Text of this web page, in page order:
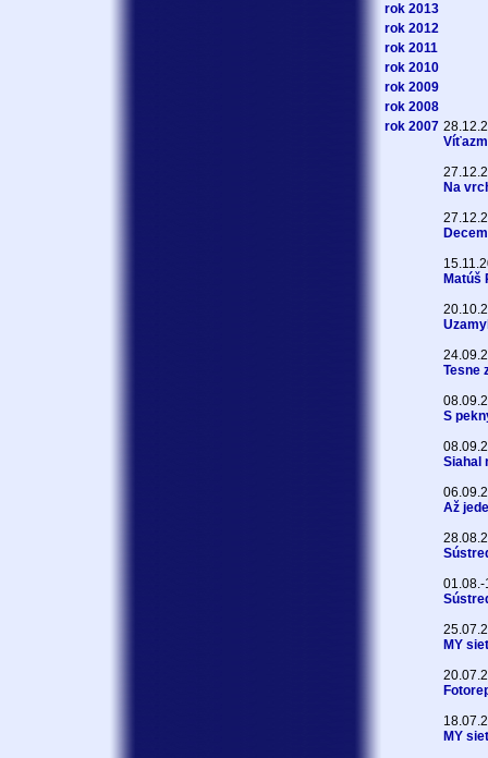
rok 2013
rok 2012
rok 2011
rok 2010
rok 2009
rok 2008
rok 2007
Na
Matúš
Tesne
S
Siahal
Až
01.08.-
MY
MY